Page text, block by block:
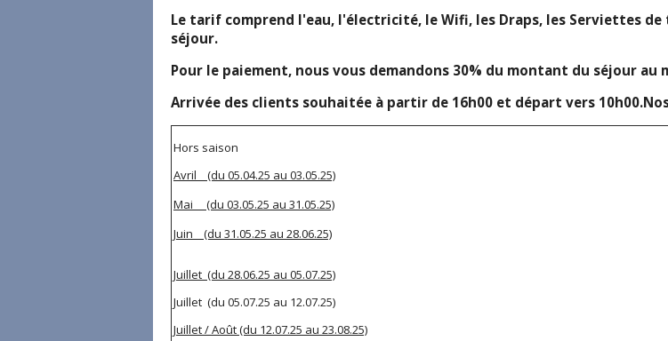
Le tarif comprend l'eau, l'électricité, le Wifi, les Draps, les Serviettes
séjour.
Pour le paiement, nous vous demandons 30% du montant du séjour
Arrivée des clients souhaitée à partir de 16h00 et départ vers
Hors saison
Avril (du 05.04.25 au 03.05.25)
Mai (du 03.05.25 au 31.05.25)
Juin (du 31.05.25 au 28.06.25)
Juillet (du 28.06.25 au 05.07.25)
Juillet (du 05.07.25 au 12.07.25)
Juillet / Août (du 12.07.25 au 23.08.25)